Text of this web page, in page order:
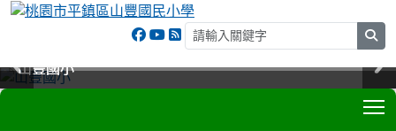
山豐國小
山豐國小
山豐國小
山豐國小